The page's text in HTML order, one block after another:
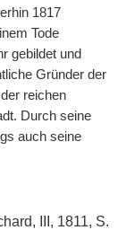
1817
Tode
gebildet und
Gründer der
reichen
Durch seine
auch seine
III, 1811, S.